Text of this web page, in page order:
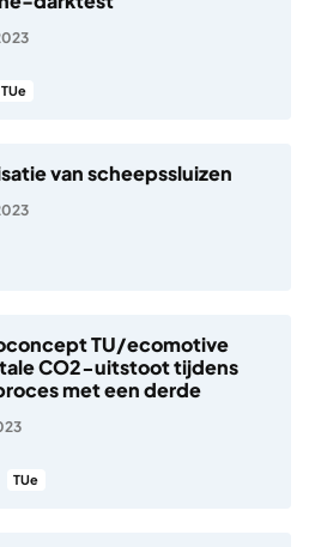
TUe
van scheepssluizen
TU/ecomotive
CO2-uitstoot tijdens
met een derde
TUe